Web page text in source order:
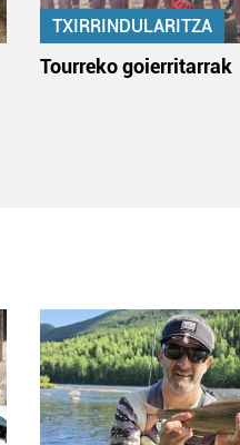
TXIRRINDULARITZA
Tourreko goierritarrak